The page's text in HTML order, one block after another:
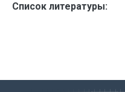
Список литературы: